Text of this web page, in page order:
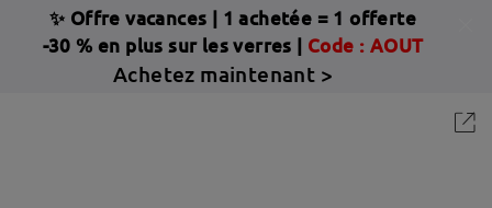
✨ Offre vacances | 1 achetée = 1 offerte
-30 % en plus sur les verres | Code : AOUT
Achetez maintenant >